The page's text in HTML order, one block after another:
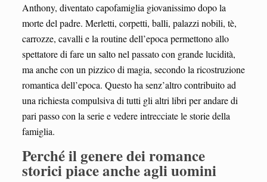
Anthony, diventato capofamiglia giovanissimo dopo la
morte del padre. Merletti, corpetti, balli, palazzi nobili, tè,
carrozze, cavalli e la routine dell’epoca permettono allo
spettatore di fare un salto nel passato con grande lucidità,
ma anche con un pizzico di magia, secondo la ricostruzione
romantica dell’epoca. Questo ha senz’altro contribuito ad
una richiesta compulsiva di tutti gli altri libri per andare di
pari passo con la serie e vedere intrecciate le storie della
famiglia.
Perché il genere dei romance
storici piace anche agli uomini